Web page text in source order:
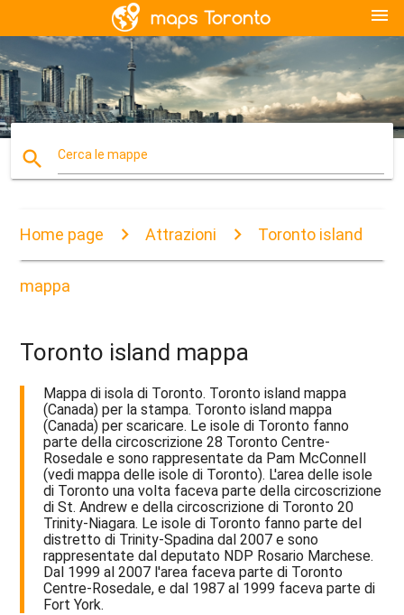
menu
search Cerca le mappe
Home page Attrazioni Toronto island
mappa
Toronto island mappa
Mappa di isola di Toronto. Toronto island mappa
(Canada) per la stampa. Toronto island mappa
(Canada) per scaricare. Le isole di Toronto fanno
parte della circoscrizione 28 Toronto Centre-
Rosedale e sono rappresentate da Pam McConnell
(vedi mappa delle isole di Toronto). L'area delle isole
di Toronto una volta faceva parte della circoscrizione
di St. Andrew e della circoscrizione di Toronto 20
Trinity-Niagara. Le isole di Toronto fanno parte del
distretto di Trinity-Spadina dal 2007 e sono
rappresentate dal deputato NDP Rosario Marchese.
Dal 1999 al 2007 l'area faceva parte di Toronto
Centre-Rosedale, e dal 1987 al 1999 faceva parte di
Fort York.